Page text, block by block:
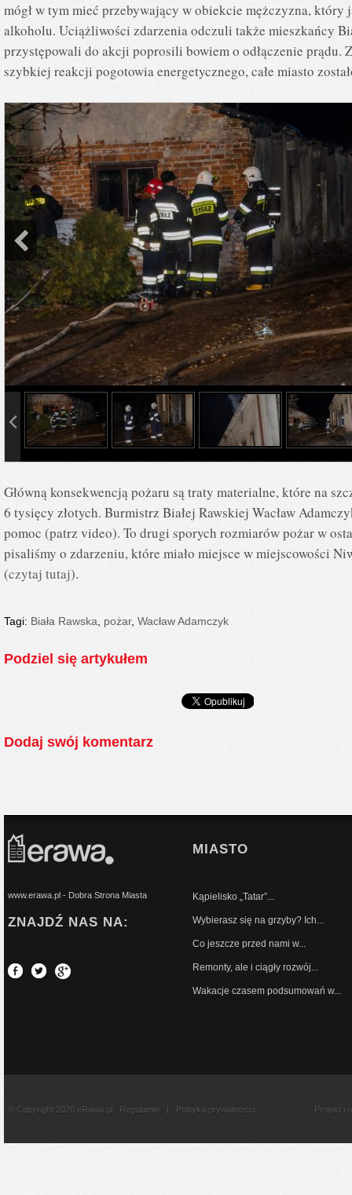
mógł w tym mieć przebywający w obiekcie mężczyzna, który
alkoholu. Uciążliwości zdarzenia odczuli także mieszkańcy
przystępowali do akcji poprosili bowiem o odłączenie prądu.
szybkiej reakcji pogotowia energetycznego, całe miasto
info heading
info content
Główną konsekwencją pożaru są traty materialne, które na
6 tysięcy złotych. Burmistrz Białej Rawskiej Wacław
pomoc (patrz video). To drugi sporych rozmiarów pożar w
pisaliśmy o zdarzeniu, które miało miejsce w miejscowości
(czytaj tutaj).
Tagi: Biała Rawska pożar, Wacław Adamczyk
Podziel się artykułem
Dodaj swój komentarz
www.erawa.pl - Dobra Strona Miasta
ZNAJDŹ NAS NA:
MIASTO
Kąpielisko „Tatar”...
Wybierasz się na grzyby? Ich...
Co jeszcze przed nami w...
Remonty, ale i ciągły rozwój...
Wakacje czasem podsumowań w...
© Copyright 2026 eRawa.pl Regulamin | Polityka prywatnosci Projekt i